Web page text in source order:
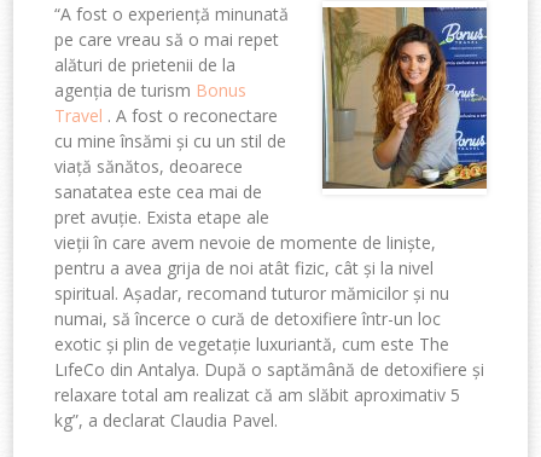
“A fost o experiență minunată
pe care vreau să o mai repet
alături de prietenii de la
agenția de turism Bonus
Travel . A fost o reconectare
cu mine însămi și cu un stil de
viață sănătos, deoarece
sanatatea este cea mai de
pret avuție. Exista etape ale
vieții în care avem nevoie de momente de liniște,
pentru a avea grija de noi atât fizic, cât și la nivel
spiritual. Așadar, recomand tuturor mămicilor și nu
numai, să încerce o cură de detoxifiere într-un loc
exotic și plin de vegetație luxuriantă, cum este The
LıfeCo din Antalya. După o saptămână de detoxifiere și
relaxare total am realizat că am slăbit aproximativ 5
kg”, a declarat Claudia Pavel.